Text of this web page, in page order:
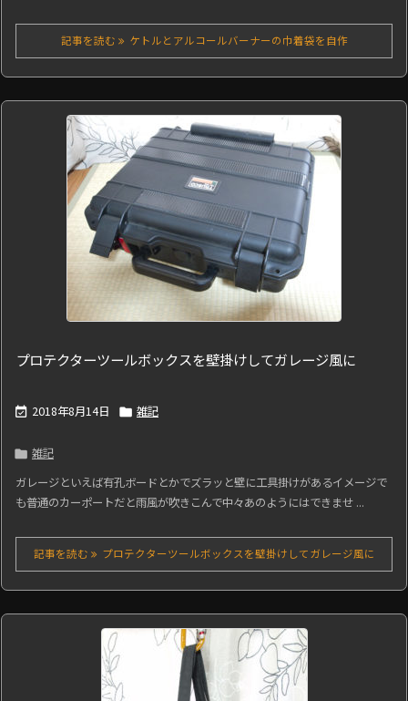
記事を読む ケトルとアルコールバーナーの巾着袋を自作
プロテクターツールボックスを壁掛けしてガレージ風に
 2018年8月14日  雑記
 雑記
ガレージといえば有孔ボードとかでズラッと壁に工具掛けがあるイメージで
も普通のカーポートだと雨風が吹きこんで中々あのようにはできませ ...
記事を読む プロテクターツールボックスを壁掛けしてガレージ風に